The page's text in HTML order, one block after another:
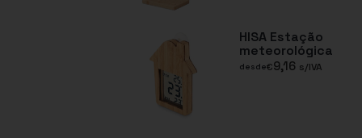
HISA Estação
meteorológica
desde€9,16 s/IVA